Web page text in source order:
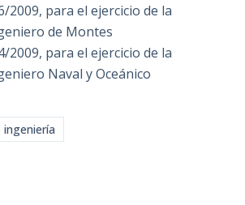
2009, para el ejercicio de la
de Montes
2009, para el ejercicio de la
Naval y Oceánico
ingeniería